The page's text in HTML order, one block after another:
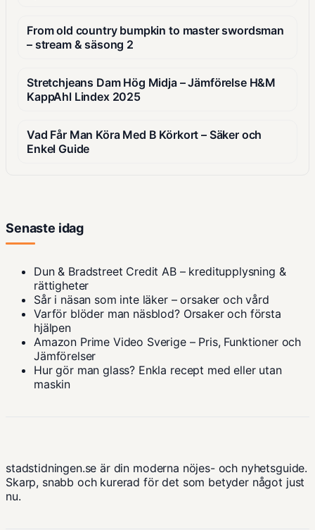
From old country bumpkin to master swordsman
– stream & säsong 2
Stretchjeans Dam Hög Midja – Jämförelse H&M
KappAhl Lindex 2025
Vad Får Man Köra Med B Körkort – Säker och
Enkel Guide
Senaste idag
Dun & Bradstreet Credit AB – kreditupplysning &
rättigheter
Sår i näsan som inte läker – orsaker och vård
Varför blöder man näsblod? Orsaker och första
hjälpen
Amazon Prime Video Sverige – Pris, Funktioner och
Jämförelser
Hur gör man glass? Enkla recept med eller utan
maskin
stadstidningen.se är din moderna nöjes- och nyhetsguide.
Skarp, snabb och kurerad för det som betyder något just
nu.